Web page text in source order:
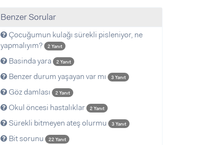
Benzer Sorular
Çocuğumun kulağı sürekli pisleniyor, ne
yapmalıyım?
2 Yanıt
Basinda yara 2 Yanıt
Benzer durum yaşayan var mı 3 Yanıt
Göz damlası 2 Yanıt
Okul öncesi hastalıklar 2 Yanıt
Sürekli bitmeyen ateş olurmu 3 Yanıt
Bit sorunu 22 Yanıt